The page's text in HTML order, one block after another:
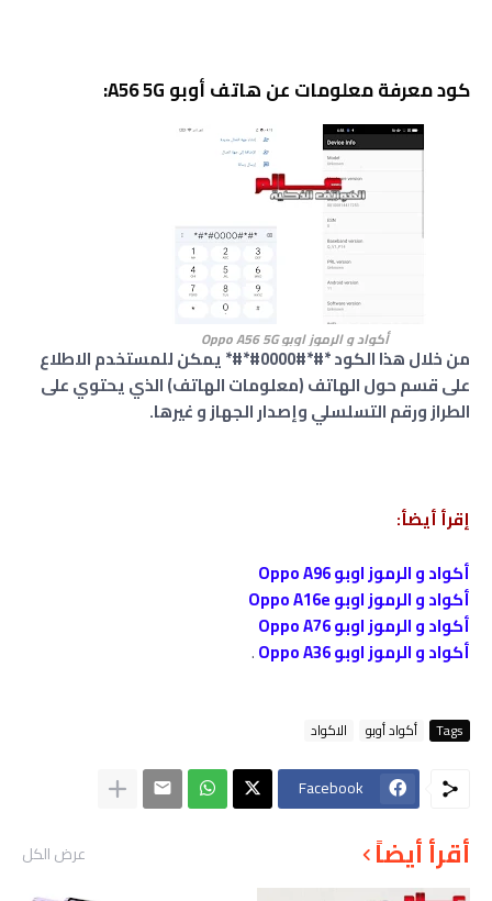
كود معرفة معلومات عن هاتف أوبو A56 5G:
أكواد و الرموز اوبو Oppo A56 5G
من خلال هذا الكود *#*#0000#*#* يمكن للمستخدم الاطلاع
على قسم حول الهاتف (معلومات الهاتف) الذي يحتوي على
الطراز ورقم التسلسلي وإصدار الجهاز و غيرها.
إقرأ أيضأ:
أكواد و الرموز اوبو Oppo A96
أكواد و الرموز اوبو Oppo A16e
أكواد و الرموز اوبو Oppo A76
أكواد و الرموز اوبو Oppo A36
.
Tags أكواد أوبو الاكواد
Facebook
أقرأ أيضاً عرض الكل